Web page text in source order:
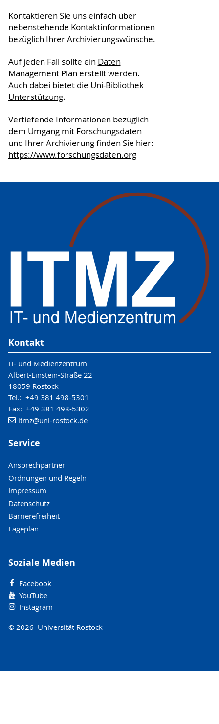
Kontaktieren Sie uns einfach über
nebenstehende Kontaktinformationen
bezüglich Ihrer Archivierungswünsche.
Auf jeden Fall sollte ein Daten
Management Plan erstellt werden.
Auch dabei bietet die Uni-Bibliothek
Unterstützung.
Vertiefende Informationen bezüglich
dem Umgang mit Forschungsdaten
und Ihrer Archivierung finden Sie hier:
https://www.forschungsdaten.org
Kontakt
IT- und Medienzentrum
Albert-Einstein-Straße 22
18059 Rostock
Tel.: +49 381 498-5301
Fax: +49 381 498-5302
itmz@uni-rostock.de
Service
Ansprechpartner
Ordnungen und Regeln
Impressum
Datenschutz
Barrierefreiheit
Lageplan
Soziale Medien
Facebook
YouTube
Instagram
© 2026 Universität Rostock